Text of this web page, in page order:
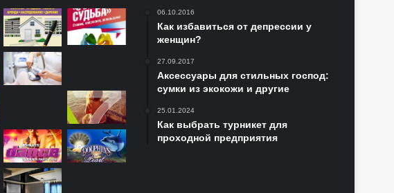
06.10.2016
Как избавиться от депрессии у
женщин?
27.09.2017
Аксессуары для стильных господ:
сумки из экокожи и другие
25.01.2024
Как выбрать турникет для
проходной предприятия